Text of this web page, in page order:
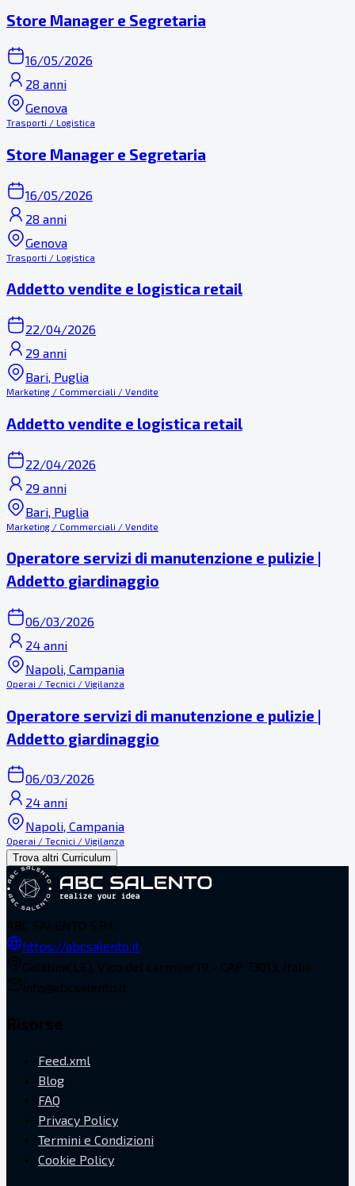
Store Manager e Segretaria
16/05/2026
28 anni
Genova
Trasporti / Logistica
Store Manager e Segretaria
16/05/2026
28 anni
Genova
Trasporti / Logistica
Addetto vendite e logistica retail
22/04/2026
29 anni
Bari, Puglia
Marketing / Commerciali / Vendite
Addetto vendite e logistica retail
22/04/2026
29 anni
Bari, Puglia
Marketing / Commerciali / Vendite
Operatore servizi di manutenzione e pulizie |
Addetto giardinaggio
06/03/2026
24 anni
Napoli, Campania
Operai / Tecnici / Vigilanza
Operatore servizi di manutenzione e pulizie |
Addetto giardinaggio
06/03/2026
24 anni
Napoli, Campania
Operai / Tecnici / Vigilanza
Trova altri Curriculum
https://abcsalento.it
Feed.xml
Blog
FAQ
Privacy Policy
Termini e Condizioni
Cookie Policy